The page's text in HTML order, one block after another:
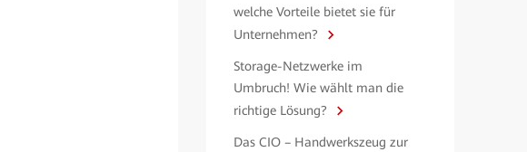
welche Vorteile bietet sie für
Unternehmen?
Storage-Netzwerke im
Umbruch! Wie wählt man die
richtige Lösung?
Das CIO – Handwerkszeug zur